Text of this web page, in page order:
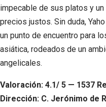
impecable de sus platos y
precios justos. Sin duda,
un punto de encuentro para
asiática, rodeados de un
angelicales.
Valoración: 4.1/ 5 — 1537
Dirección: C. Jerónimo de